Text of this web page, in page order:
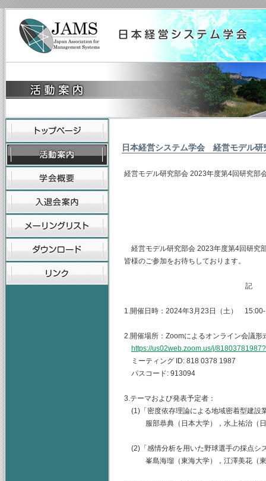
日本経営システム学会 経営モデル研
経営モデル研究部会 2023年度第4回研究部
経営モデル研究部会 2023年度第4回研究
皆様のご参加をお待ちしております。
記
1.開催日時：2024年3月23日（土）
2.開催場所：Zoomによるオンライン会議形
https://us02web.zoom.us/j/
ミーティング ID: 818 0378 1987
パスコード: 913094
3.テーマおよび発表予定者：
(1)「密度依存理論による地域密着型建設
服部恭典（日本大学），水上祐治（日
(2)「感情分析を用いた野球選手の採点シ
峯島海瑠（東海大学），江澤美花（東